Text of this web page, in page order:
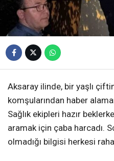
Aksaray ilinde, bir yaşlı
komşularından haber
Sağlık ekipleri hazır
aramak için çaba harcadı.
olmadığı bilgisi herkesi